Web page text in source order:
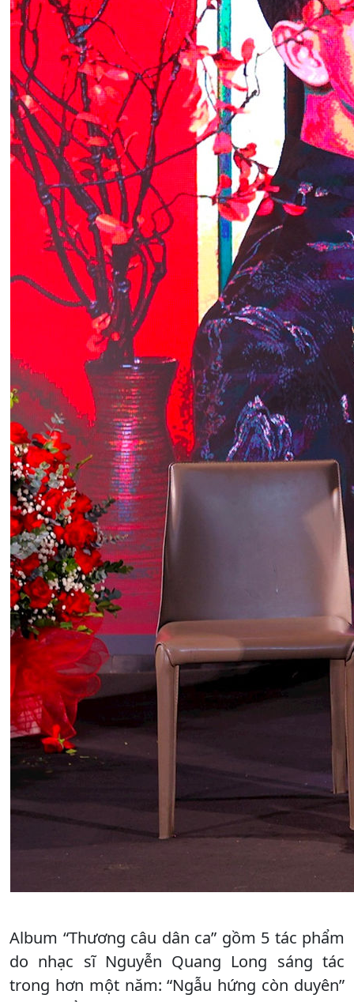
Album “Thương câu dân ca” gồm 5 tác phẩm
do nhạc sĩ Nguyễn Quang Long sáng tác
trong hơn một năm: “Ngẫu hứng còn duyên”